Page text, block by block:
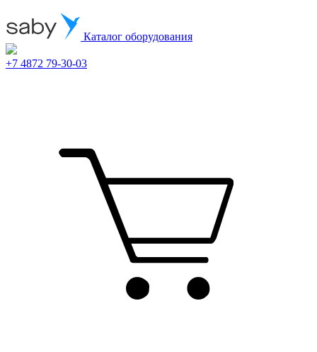
Каталог оборудования
+7 4872 79-30-03